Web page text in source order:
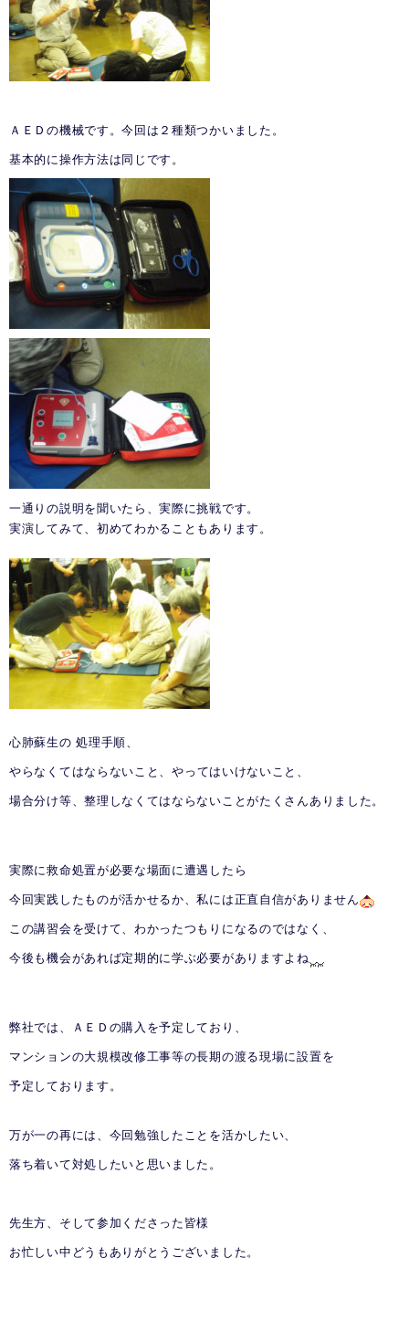
ＡＥＤの機械です。今回は２種類つかいました。
基本的に操作方法は同じです。
一通りの説明を聞いたら、実際に挑戦です。
実演してみて、初めてわかることもあります。
心肺蘇生の 処理手順、
やらなくてはならないこと、やってはいけないこと、
場合分け等、整理しなくてはならないことがたくさんありました。
実際に救命処置が必要な場面に遭遇したら
今回実践したものが活かせるか、私には正直自信がありません
この講習会を受けて、わかったつもりになるのではなく、
今後も機会があれば定期的に学ぶ必要がありますよね
弊社では、ＡＥＤの購入を予定しており、
マンションの大規模改修工事等の長期の渡る現場に設置を
予定しております。
万が一の再には、今回勉強したことを活かしたい、
落ち着いて対処したいと思いました。
先生方、そして参加くださった皆様
お忙しい中どうもありがとうございました。